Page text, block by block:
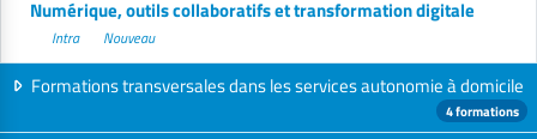
Numérique, outils collaboratifs et transformation digitale
Intra Nouveau
Formations transversales dans les services autonomie à domicile
4 formations